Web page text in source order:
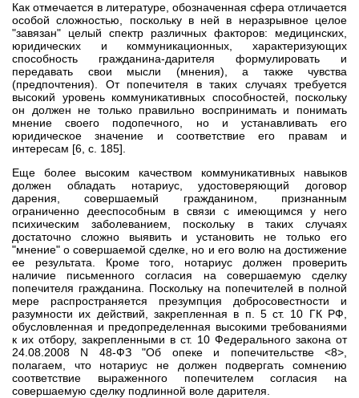
Как отмечается в литературе, обозначенная сфера отличается
особой сложностью, поскольку в ней в неразрывное целое
"завязан" целый спектр различных факторов: медицинских,
юридических и коммуникационных, характеризующих
способность гражданина-дарителя формулировать и
передавать свои мысли (мнения), а также чувства
(предпочтения). От попечителя в таких случаях требуется
высокий уровень коммуникативных способностей, поскольку
он должен не только правильно воспринимать и понимать
мнение своего подопечного, но и устанавливать его
юридическое значение и соответствие его правам и
интересам [6, с. 185].
Еще более высоким качеством коммуникативных навыков
должен обладать нотариус, удостоверяющий договор
дарения, совершаемый гражданином, признанным
ограниченно дееспособным в связи с имеющимся у него
психическим заболеванием, поскольку в таких случаях
достаточно сложно выявить и установить не только его
"мнение" о совершаемой сделке, но и его волю на достижение
ее результата. Кроме того, нотариус должен проверить
наличие письменного согласия на совершаемую сделку
попечителя гражданина. Поскольку на попечителей в полной
мере распространяется презумпция добросовестности и
разумности их действий, закрепленная в п. 5 ст. 10 ГК РФ,
обусловленная и предопределенная высокими требованиями
к их отбору, закрепленными в ст. 10 Федерального закона от
24.08.2008 N 48-ФЗ "Об опеке и попечительстве <8>,
полагаем, что нотариус не должен подвергать сомнению
соответствие выраженного попечителем согласия на
совершаемую сделку подлинной воле дарителя.